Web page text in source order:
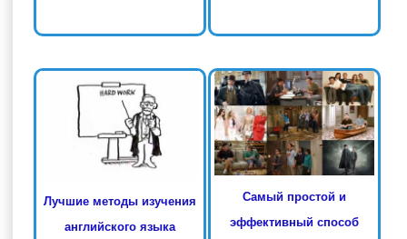
Лучшие методы изучения
английского языка
Самый простой и
эффективный способ